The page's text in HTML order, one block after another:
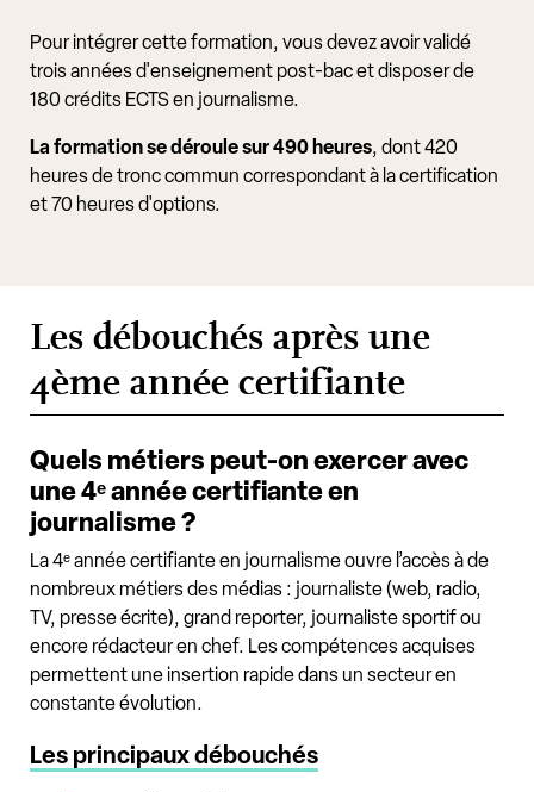
Pour intégrer cette formation, vous devez avoir validé
trois années d'enseignement post-bac et disposer de
180 crédits ECTS en journalisme.
La formation se déroule sur 490 heures, dont 420
heures de tronc commun correspondant à la certification
et 70 heures d'options.
Les débouchés après une
4ème année certifiante
Quels métiers peut-on exercer avec
une 4ᵉ année certifiante en
journalisme ?
La 4ᵉ année certifiante en journalisme ouvre l’accès à de
nombreux métiers des médias : journaliste (web, radio,
TV, presse écrite), grand reporter, journaliste sportif ou
encore rédacteur en chef. Les compétences acquises
permettent une insertion rapide dans un secteur en
constante évolution.
Les principaux débouchés